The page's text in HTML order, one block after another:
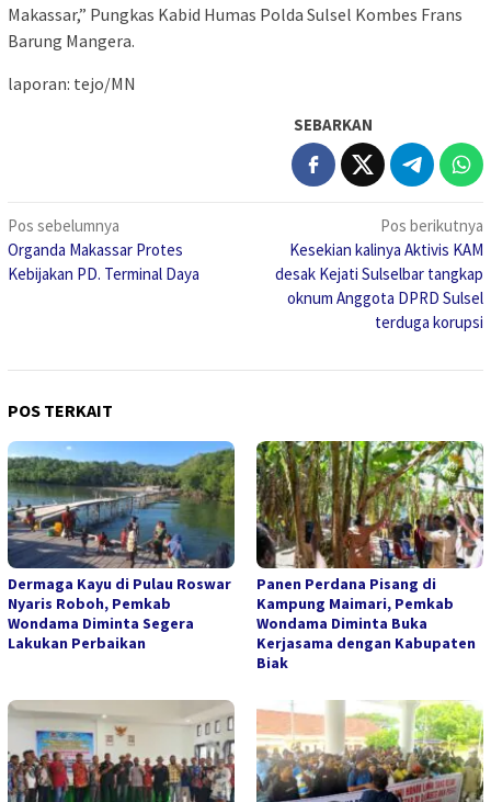
Makassar,” Pungkas Kabid Humas Polda Sulsel Kombes Frans
Barung Mangera.
laporan: tejo/MN
SEBARKAN
Navigasi
pos
Pos sebelumnya
Organda Makassar Protes
Kebijakan PD. Terminal Daya
Pos berikutnya
Kesekian kalinya Aktivis KAM
desak Kejati Sulselbar tangkap
oknum Anggota DPRD Sulsel
terduga korupsi
POS TERKAIT
Dermaga Kayu di Pulau Roswar
Nyaris Roboh, Pemkab
Wondama Diminta Segera
Lakukan Perbaikan
Panen Perdana Pisang di
Kampung Maimari, Pemkab
Wondama Diminta Buka
Kerjasama dengan Kabupaten
Biak